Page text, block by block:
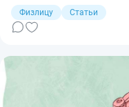
что я совершила покупку
случае выход —
Объясняю, как
Физлицу
Статьи